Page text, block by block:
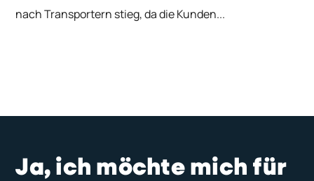
nach Transportern stieg, da die Kunden...
Ja, ich möchte mich für